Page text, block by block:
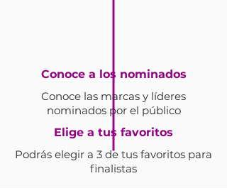
Conoce a los nominados
Conoce las marcas y líderes
nominados por el público
Elige a tus favoritos
Podrás elegir a 3 de tus favoritos para
finalistas